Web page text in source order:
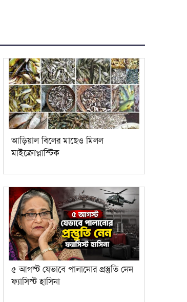
আড়িয়াল বিলের মাছেও মিলল
মাইক্রোপ্লাস্টিক
৫ আগস্ট যেভাবে পালানোর প্রস্তুতি নেন
ফ্যাসিস্ট হাসিনা